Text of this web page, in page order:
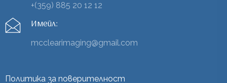
+(359) 885 20 12 12
Имейл:
mcclearimaging@gmail.com
Политика за поверителност